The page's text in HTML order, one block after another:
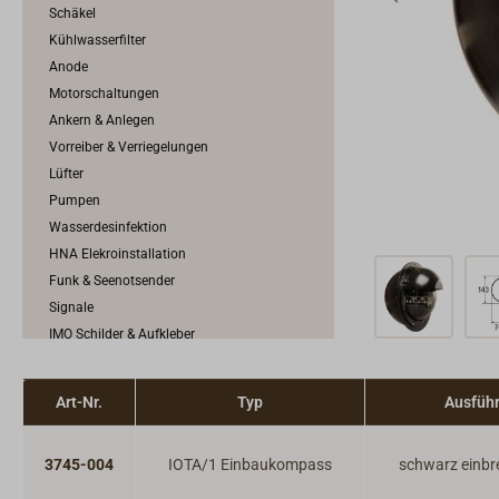
Schäkel
Kühlwasserfilter
Anode
Motorschaltungen
Ankern & Anlegen
Vorreiber & Verriegelungen
Lüfter
Pumpen
Wasserdesinfektion
HNA Elekroinstallation
Funk & Seenotsender
Signale
IMO Schilder & Aufkleber
Barometer, Klinometer & Instrumente
Brückenausstattung
Art-Nr. Typ
3745-004 IOTA/1 Einbaukompass schwarz